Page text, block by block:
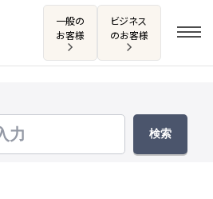
一般の
お客様
ビジネス
のお客様